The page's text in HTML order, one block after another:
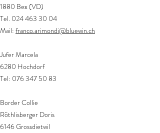
1880 Bex (VD)
Tel. 024 463 30 04
Mail: franco.arimondi@bluewin.ch
Jufer Marcela
6280 Hochdorf
Tel: 076 347 50 83
Border Collie
Röthlisberger Doris
6146 Grossdietwil